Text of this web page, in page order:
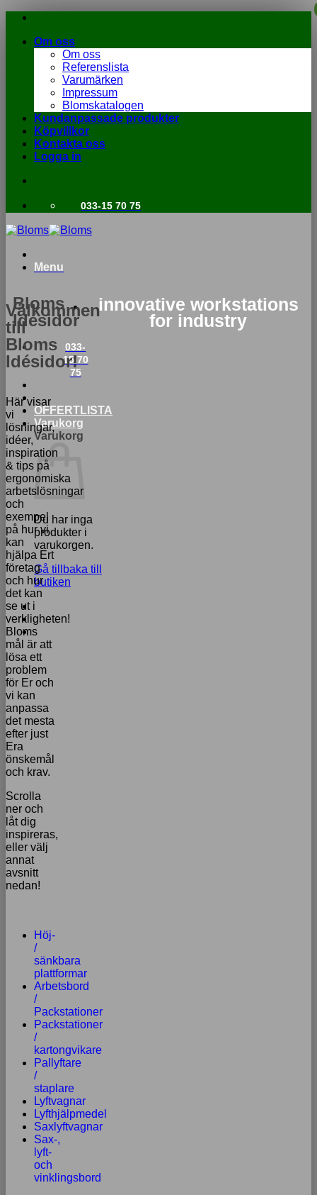
Om oss
Om oss
Referenslista
Varumärken
Impressum
Blomskatalogen
Kundanpassade produkter
Köpvillkor
Kontakta oss
Logga in
033-15 70 75
Menu
innovative workstations
for industry
033-
15 70
75
OFFERTLISTA
Varukorg
Varukorg
Du har inga
produkter i
varukorgen.
Gå tillbaka till
butiken
Bloms
Idésidor
Välkommen
till
Bloms
Idésidor!
Här visar
vi
lösningar,
idéer,
inspiration
& tips på
ergonomiska
arbetslösningar
och
exempel
på hur vi
kan
hjälpa Ert
företag
och hur
det kan
se ut i
verkligheten!
Bloms
mål är att
lösa ett
problem
för Er och
vi kan
anpassa
det mesta
efter just
Era
önskemål
och krav.
Scrolla
ner och
låt dig
inspireras,
eller välj
annat
avsnitt
nedan!
Höj-
/
sänkbara
plattformar
Arbetsbord
/
Packstationer
Packstationer
/
kartongvikare
Pallyftare
/
staplare
Lyftvagnar
Lyfthjälpmedel
Saxlyftvagnar
Sax-,
lyft-
och
vinklingsbord